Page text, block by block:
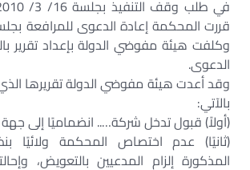
وكلفت هيئة مفوضي الدولة بإعداد تقرير
الدعوى.
وقد أعدت هيئة مفوضي الدولة تقريرها
بالآتي:
(أولاً) قبول تدخل شركة….. انضماميًا إلى جهة
(ثانيًا) عدم اختصاص المحكمة ولائيًا
المذكورة إلزام المدعيين بالتعويض،